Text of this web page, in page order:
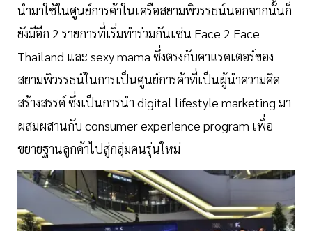
นำมาใช้ในศูนย์การค้าในเครือสยามพิวรรธน์นอกจากนั้นก็
ยังมีอีก 2 รายการที่เริ่มทำร่วมกันเช่น Face 2 Face
Thailand และ sexy mama ซึ่งตรงกับคาแรคเตอร์ของ
สยามพิวรรธน์ในการเป็นศูนย์การค้าที่เป็นผู้นำความคิด
สร้างสรรค์ ซึ่งเป็นการนำ digital lifestyle marketing มา
ผสมผสานกับ consumer experience program เพื่อ
ขยายฐานลูกค้าไปสู่กลุ่มคนรุ่นใหม่